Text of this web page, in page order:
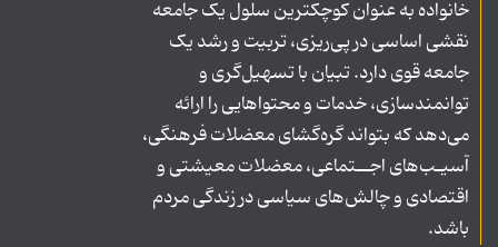
خانواده به عنوان کوچکترین سلول یک جامعه
نقشی اساسی در پی‌ریزی، تربیت و رشد یک
جامعه قوی دارد. تبیان با تسهیل‌گری و
توانمندسازی، خدمات و محتواهایی را ارائه
می‌دهد که بتواند گره‌گشای معضلات فرهنگی،
آسیـب‌های اجــتماعی، معضلات معیشتی و
اقتصادی و چالش‌های سیاسی در زندگی مردم
باشد.